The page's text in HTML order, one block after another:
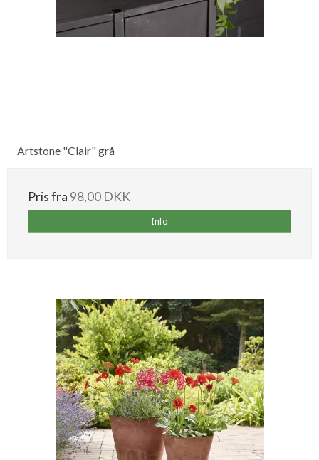
Artstone "Clair" grå
Pris fra 98,00 DKK
Info